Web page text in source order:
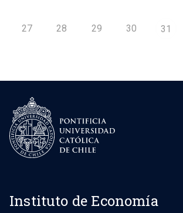
27 28 29 30 31
Instituto de Economía